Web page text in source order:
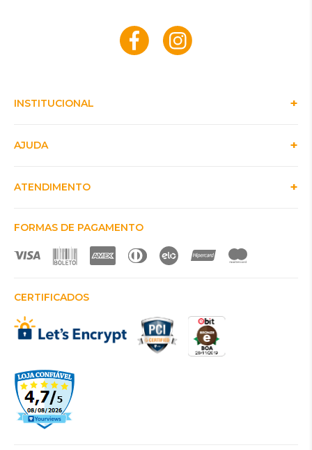
INSTITUCIONAL
AJUDA
ATENDIMENTO
FORMAS DE PAGAMENTO
CERTIFICADOS